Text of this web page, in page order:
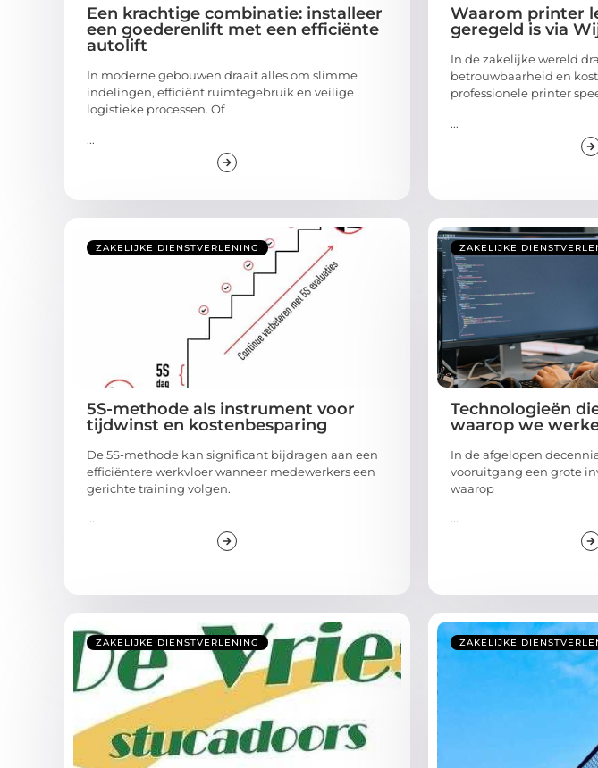
Een krachtige combinatie: installeer
een goederenlift met een efficiënte
autolift
In moderne gebouwen draait alles om slimme
indelingen, efficiënt ruimtegebruik en veilige
logistieke processen. Of
...
Waarom printer
geregeld is via
In de zakelijke wereld
betrouwbaarheid en
professionele printer
...
ZAKELIJKE DIENSTVERLENING
5S-methode als instrument voor
tijdwinst en kostenbesparing
De 5S-methode kan significant bijdragen aan een
efficiëntere werkvloer wanneer medewerkers een
gerichte training volgen.
...
ZAKELIJKE
Technologieën
waarop we
In de afgelopen
vooruitgang een grote
waarop
...
ZAKELIJKE DIENSTVERLENING ZAKELIJKE